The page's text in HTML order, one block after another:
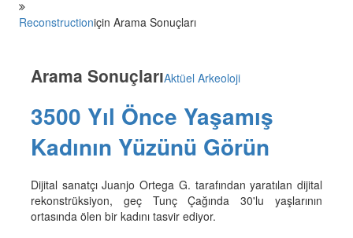
Reconstructioniçin Arama Sonuçları
Arama SonuçlarıAktüel Arkeoloji
3500 Yıl Önce Yaşamış
Kadının Yüzünü Görün
Dijital sanatçı Juanjo Ortega G. tarafından yaratılan dijital
rekonstrüksiyon, geç Tunç Çağında 30'lu yaşlarının
ortasında ölen bir kadını tasvir ediyor.